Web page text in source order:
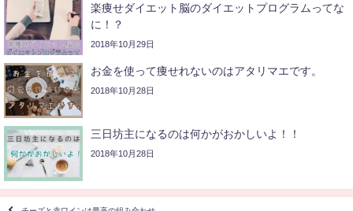
楽痩せダイエット脳のダイエットプログラムってな
に！？
2018年10月29日
お金を使って痩せれないのはアタリマエです。
2018年10月28日
三日坊主になるのは何かがおかしいよ！！
2018年10月28日